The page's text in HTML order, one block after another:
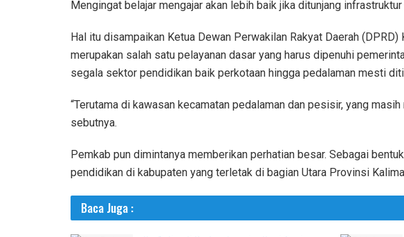
Mengingat belajar mengajar akan lebih baik jika ditunjang
Hal itu disampaikan Ketua Dewan Perwakilan Rakyat Daerah
merupakan salah satu pelayanan dasar yang harus dipenuhi
segala sektor pendidikan baik perkotaan hingga pedalaman mesti
“Terutama di kawasan kecamatan pedalaman dan pesisir, yang
sebutnya.
Pemkab pun dimintanya memberikan perhatian besar. Sebagai
pendidikan di kabupaten yang terletak di bagian Utara Provinsi
Baca Juga :